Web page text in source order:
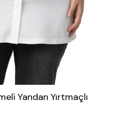
Yandan Yırtmaçlı